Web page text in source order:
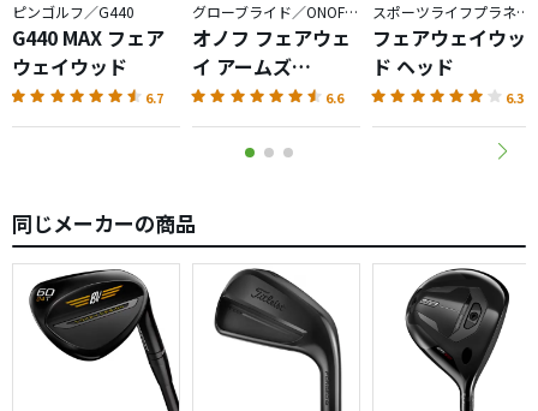
ピンゴルフ／G440
G440 MAX フェア
ウェイウッド
6.7
グローブライド／ONOFF AKA
オノフ フェアウェ
イ アームズ
AKA（2026）
6.6
スポーツライフプラネッツ／RODDIO
フェアウェイウッ
ド ヘッド
6.3
同じメーカーの商品